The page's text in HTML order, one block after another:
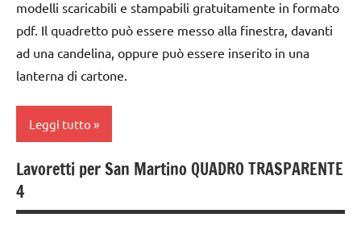
GUIDA
DIDATTICA
LAVORETTI
origami
Martino
carta
cartamodelli
classe
3a
4a
classe
modelli scaricabili e stampabili gratuitamente in formato
pdf. Il quadretto può essere messo alla finestra, davanti
ad una candelina, oppure può essere inserito in una
lanterna di cartone.
Leggi tutto
ARTE
Lavoretti per San Martino QUADRO TRASPARENTE
4